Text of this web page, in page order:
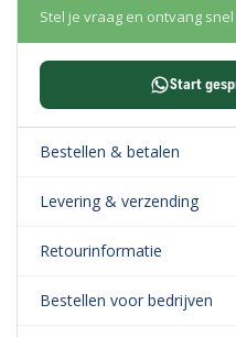
Stel je vraag en ontvang
Start
Bestellen & betalen
Levering & verzending
Retourinformatie
Bestellen voor bedrijven